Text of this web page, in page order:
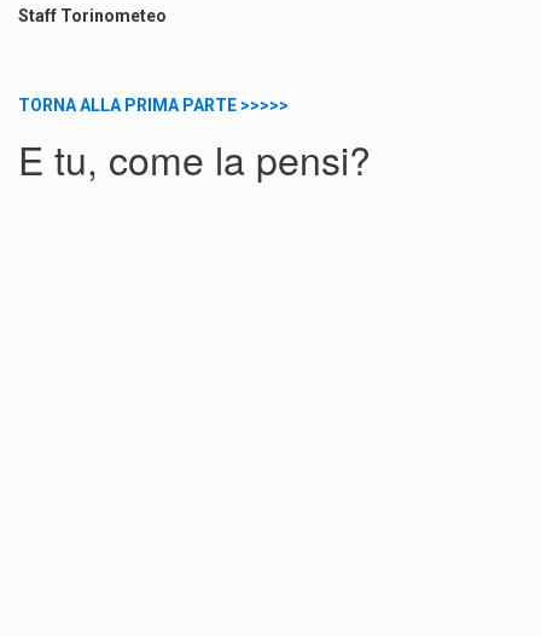
Staff Torinometeo
TORNA ALLA PRIMA PARTE >>>>>
E tu, come la pensi?